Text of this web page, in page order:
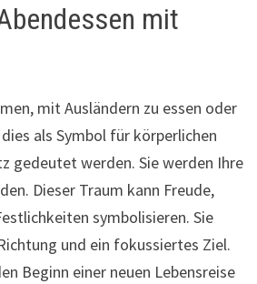
mit
mit Ausländern zu essen oder
als Symbol für körperlichen
gedeutet werden. Sie werden Ihre
Dieser Traum kann Freude,
symbolisieren. Sie
und ein fokussiertes Ziel.
Beginn einer neuen Lebensreise